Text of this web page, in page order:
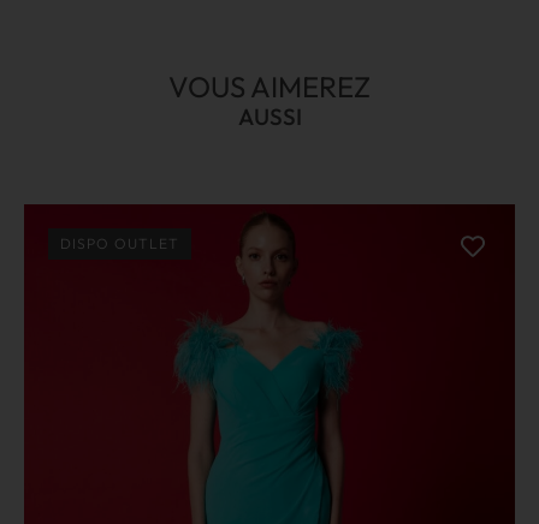
VOUS AIMEREZ
AUSSI
DISPO OUTLET